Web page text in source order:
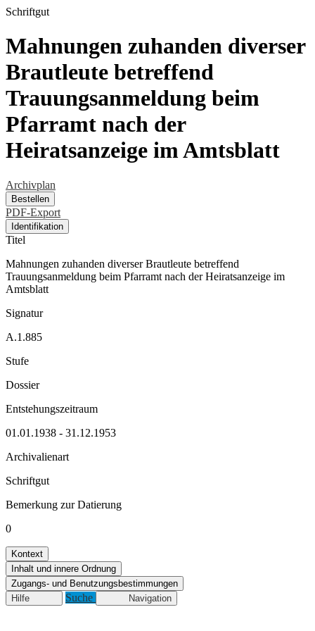
Schriftgut
Mahnungen zuhanden diverser
Brautleute betreffend
Trauungsanmeldung beim
Pfarramt nach der
Heiratsanzeige im Amtsblatt
Archivplan
Bestellen
PDF-Export
Identifikation
Titel
Mahnungen zuhanden diverser Brautleute betreffend
Trauungsanmeldung beim Pfarramt nach der Heiratsanzeige im
Amtsblatt
Signatur
A.1.885
Stufe
Dossier
Entstehungszeitraum
01.01.1938 - 31.12.1953
Archivalienart
Schriftgut
Bemerkung zur Datierung
0
Kontext
Inhalt und innere Ordnung
Zugangs- und Benutzungsbestimmungen
Hilfe
Suche Navigation